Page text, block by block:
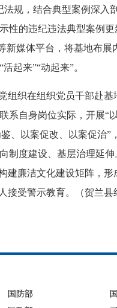
规，结合典型案例深入
的违纪违法典型案例
媒体平台，将基地布
起来”“动起来”。
在组织党员干部赴基
自身岗位实际，开展“
、以案促改、以案促治
制度建设、基层治理延
廉洁文化建设矩阵，
接受警示教育。（贺兰县
国防部